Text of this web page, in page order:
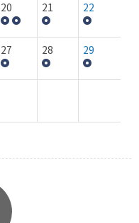
20 21 22
27 28 29